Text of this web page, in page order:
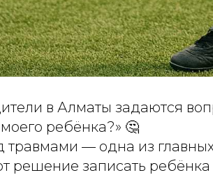
в Алматы задаются
ребёнка?» 🤔
травмами — одна из
решение записать